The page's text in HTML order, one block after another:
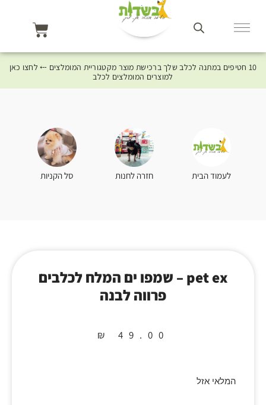
10 חטיפים במתנה לכלב שלך ברכישת מוצר מקטגוריית המומלצים ⤎ לחצו כאן
למוצרים המומלצים לכלב
לעמוד הבית חזרה לחנות סל הקניות
pet ex – שמפו ים המלח לכלבים
פרווה לבנה
₪ 49.00
המלאי אזל